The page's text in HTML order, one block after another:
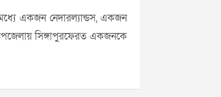
একজন নেদারল্যান্ডস, একজন
সিঙ্গাপুরফেরত একজনকে